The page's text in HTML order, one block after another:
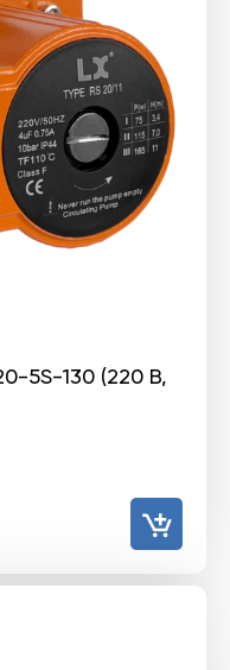
5S-130 (220 В,